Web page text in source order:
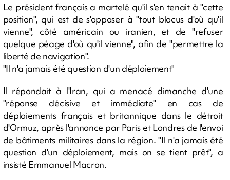
Le président français a martelé qu'il s'en tenait à "cette
position", qui est de s'opposer à "tout blocus d'où qu'il
vienne", côté américain ou iranien, et de "refuser
quelque péage d'où qu'il vienne", afin de "permettre la
liberté de navigation".
"Il n'a jamais été question d'un déploiement"
Il répondait à l'Iran, qui a menacé dimanche d'une
"réponse décisive et immédiate" en cas de
déploiements français et britannique dans le détroit
d'Ormuz, après l'annonce par Paris et Londres de l'envoi
de bâtiments militaires dans la région. "Il n'a jamais été
question d'un déploiement, mais on se tient prêt", a
insisté Emmanuel Macron.